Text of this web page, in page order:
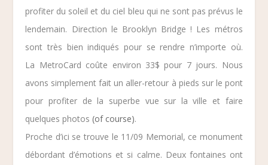
profiter du soleil et du ciel bleu qui ne sont pas prévus le
lendemain. Direction le Brooklyn Bridge ! Les métros
sont très bien indiqués pour se rendre n’importe où.
La MetroCard coûte environ 33$ pour 7 jours. Nous
avons simplement fait un aller-retour à pieds sur le pont
pour profiter de la superbe vue sur la ville et faire
quelques photos (of course).
Proche d’ici se trouve le 11/09 Memorial, ce monument
débordant d’émotions et si calme. Deux fontaines ont